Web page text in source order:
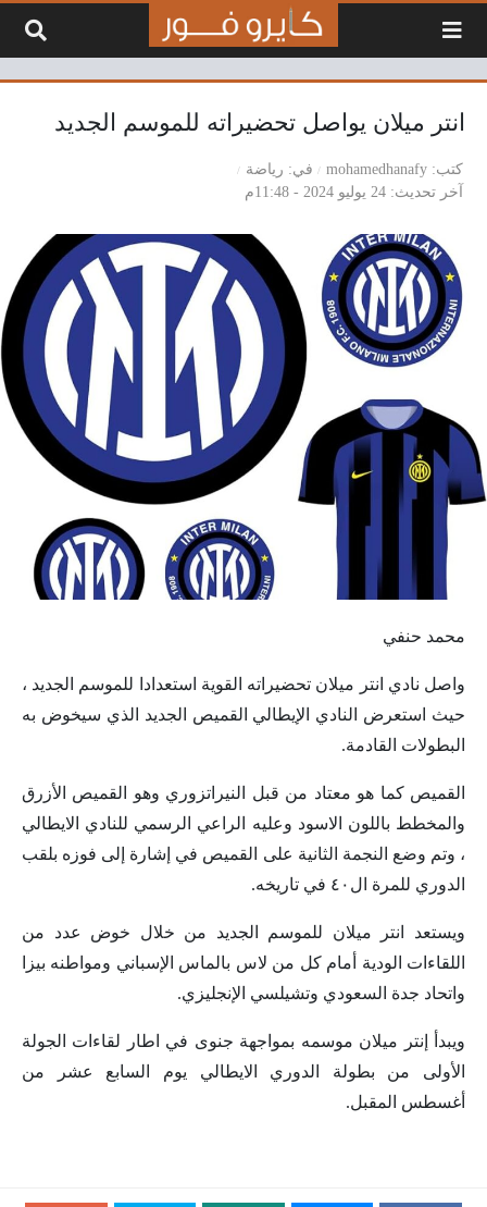
انتر ميلان يواصل تحضيراته للموسم الجديد
كتب mohamedhanafy في
رياضة
آخر تحديث 24 يوليو 2024 - 11:48م
محمد حنفي
واصل نادي انتر ميلان تحضيراته القوية استعدادا للموسم الجديد ،
حيث استعرض النادي الإيطالي القميص الجديد الذي سيخوض به
البطولات القادمة.
القميص كما هو معتاد من قبل النيراتزوري وهو القميص الأزرق
والمخطط باللون الاسود وعليه الراعي الرسمي للنادي الايطالي
، وتم وضع النجمة الثانية على القميص في إشارة إلى فوزه بلقب
الدوري للمرة ال٤٠ في تاريخه.
ويستعد انتر ميلان للموسم الجديد من خلال خوض عدد من
اللقاءات الودية أمام كل من لاس بالماس الإسباني ومواطنه بيزا
واتحاد جدة السعودي وتشيلسي الإنجليزي.
ويبدأ إنتر ميلان موسمه بمواجهة جنوى في اطار لقاءات الجولة
الأولى من بطولة الدوري الايطالي يوم السابع عشر من
أغسطس المقبل.